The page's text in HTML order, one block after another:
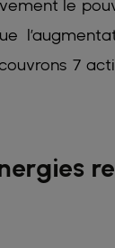
le
7